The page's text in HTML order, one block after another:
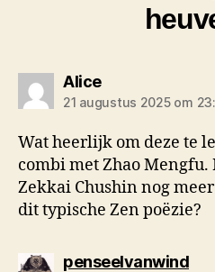
Alicezegt:
21 augustus 2025 om
Wat heerlijk om deze te
combi met Zhao
Zekkai Chushin nog
dit typische Zen poëzie?
penseelvanwind